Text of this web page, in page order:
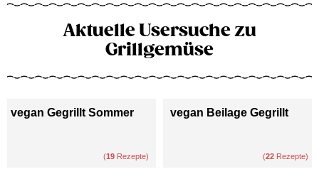
Aktuelle Usersuche zu
Grillgemüse
vegan Gegrillt Sommer
(19 Rezepte)
vegan Beilage Gegrillt
(22 Rezepte)